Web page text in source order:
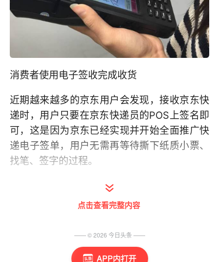
APP内打开
消费者使用电子签收完成收货
近期越来越多的京东用户会发现，接收京东快
递时，用户只要在京东快递员的POS上签名即
可，这是因为京东已经实现并开始全面推广快
递电子签单，用户无需再等待撕下纸质小票、
找笔、签字的过程。
京东快递电子签单将替代传统的纸质小票签单
方式，以消费者的电子签名作为收货和支付确
用户省去了准备签字笔、到处找地方签单的麻
烦，现在，只需用户在POS小票电子签名面
点击查看完整内容
—— ©2026 今日头条 ——